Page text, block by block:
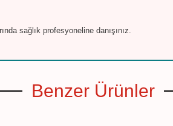
sağlık profesyoneline danışınız.
Benzer Ürünler